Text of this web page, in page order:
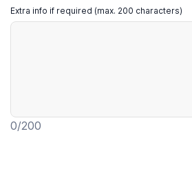
Extra info if required (max. 200 characters)
0/200